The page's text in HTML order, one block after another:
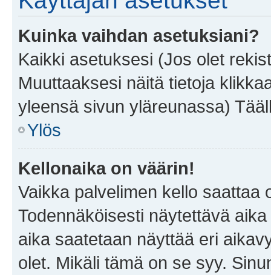
Kuinka vaihdan asetuksiani?
Kaikki asetuksesi (Jos olet
Muuttaaksesi näitä tietoja
yleensä sivun yläreunassa)
Ylös
Kellonaika on väärin!
Vaikka palvelimen kello saattaa
Todennäköisesti näytettävä
aika saatetaan näyttää eri
olet. Mikäli tämä on se syy.